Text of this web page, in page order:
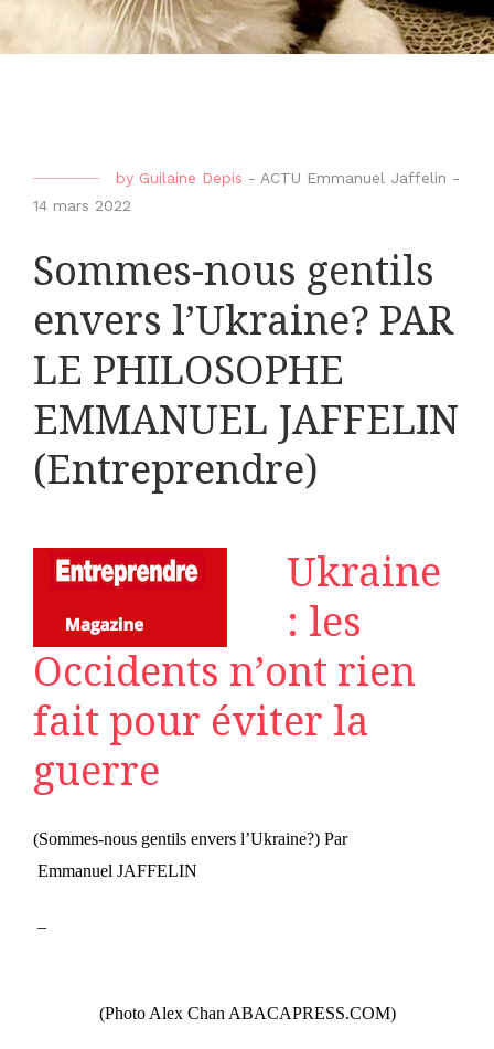
by Guilaine Depis - ACTU Emmanuel Jaffelin -
14 mars 2022
Sommes-nous gentils
envers l’Ukraine? PAR
LE PHILOSOPHE
EMMANUEL JAFFELIN
(Entreprendre)
Ukraine
: les
Occidents n’ont rien
fait pour éviter la
guerre
(Sommes-nous gentils envers l’Ukraine?) Par
Emmanuel JAFFELIN
–
(Photo Alex Chan ABACAPRESS.COM)